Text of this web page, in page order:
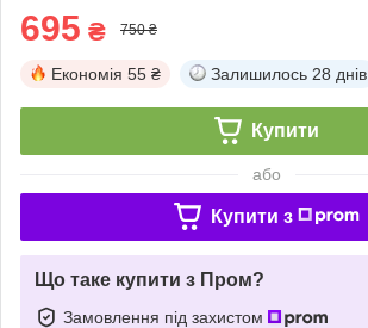
695 ₴ 750 ₴
Економія 55 ₴ Залишилось 28 днів
Купити
або
Купити з
Що таке купити з Пром?
Замовлення під захистом